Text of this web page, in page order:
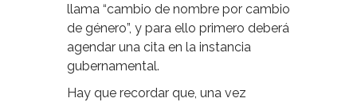
llama “cambio de nombre por cambio
de género”, y para ello primero deberá
agendar una cita en la instancia
gubernamental.
Hay que recordar que, una vez